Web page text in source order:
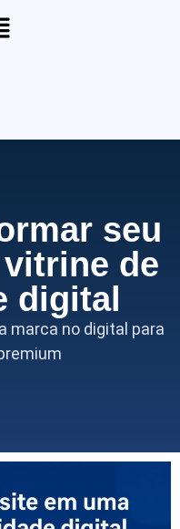
seu
de
digital
marca no digital para